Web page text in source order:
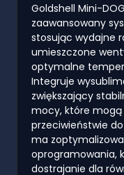
Goldshell Mini-
zaawansowany
stosując wydajne
umieszczone
optymalne
Integruje
zwiększający
mocy, które mogą
przeciwieństwie
ma
oprogramowania,
dostrajanie dla